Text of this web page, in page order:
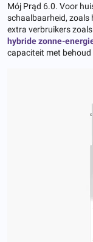
Mój Prąd 6.0. Voor
schaalbaarheid, zoals
extra verbruikers
hybride zonne-
capaciteit met